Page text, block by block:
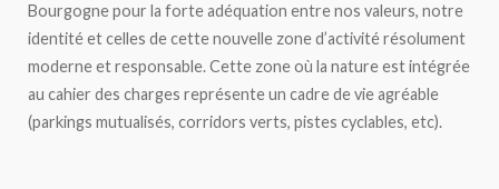
Bourgogne pour la forte adéquation entre nos valeurs, notre
identité et celles de cette nouvelle zone d’activité résolument
moderne et responsable. Cette zone où la nature est intégrée
au cahier des charges représente un cadre de vie agréable
(parkings mutualisés, corridors verts, pistes cyclables, etc).